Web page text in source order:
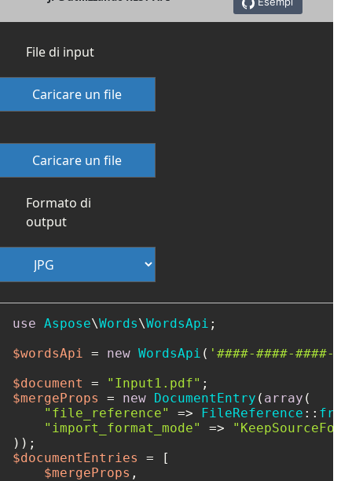
File di input
Caricare un file
Caricare un file
Formato di
output
use Aspose\Words\WordsApi ;
$wordsApi = new WordsApi ( '####-####-####-
$document
= "Input1.pdf"
$mergeProps
= new DocumentEntry ( array (
"file_reference"
=> FileReference ::
"import_format_mode"
=>
$documentEntries
= [
$mergeProps ,